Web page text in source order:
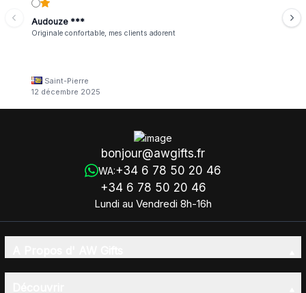
Audouze ***
Originale confortable, mes clients adorent
Saint-Pierre
12 décembre 2025
bonjour@awgifts.fr
WA:+34 6 78 50 20 46
+34 6 78 50 20 46
Lundi au Vendredi 8h-16h